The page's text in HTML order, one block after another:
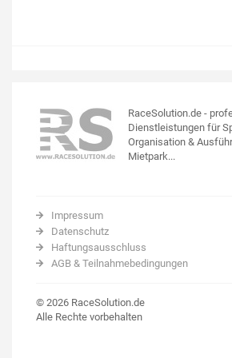
RaceSolution.de -
Dienstleistungen für
Organisation &
Mietpark...
Impressum
Datenschutz
Haftungsausschluss
AGB & Teilnahmebedingungen
© 2026 RaceSolution.de
Alle Rechte vorbehalten